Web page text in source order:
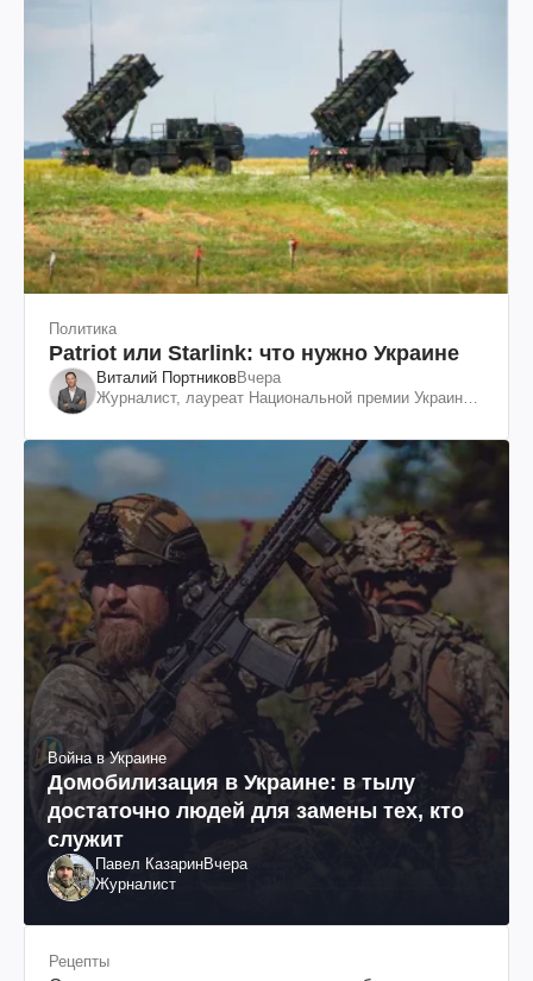
Политика
Patriot или Starlink: что нужно Украине
Виталий ПортниковВчера
Журналист, лауреат Национальной премии Украины
Война в Украине
Домобилизация в Украине: в тылу
достаточно людей для замены тех, кто
служит
Павел КазаринВчера
Журналист
Рецепты